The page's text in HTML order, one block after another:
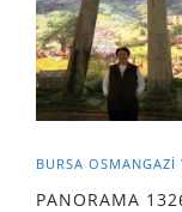
BURSA OSMANGAZİ
PANORAMA